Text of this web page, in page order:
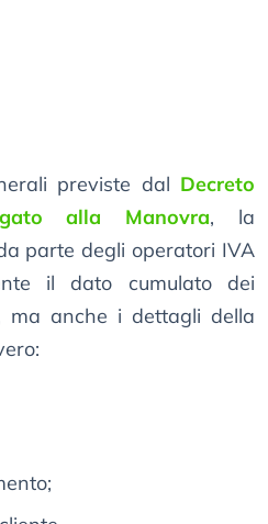
previste dal Decreto
alla Manovra, la
parte degli operatori IVA
il dato cumulato dei
ma anche i dettagli della